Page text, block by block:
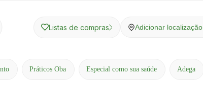
Listas de compras Adicionar localização
Práticos Oba Especial como sua saúde Adega